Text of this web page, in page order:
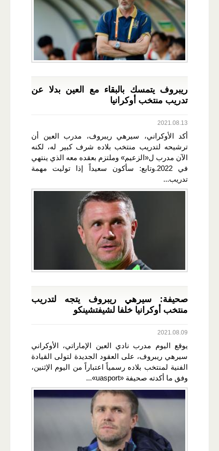
ريبروف يتمسك بالبقاء مع العين بدلا عن
تدريب منتخب أوكرانيا
2021.08.13
أكد الأوكراني، سيرهي ريبروف، مدرب العين أن
ترشيحه لتدريب منتخب بلاده شرف كبير له، لكنه
الآن مدرب ل«الزعيم» وملتزم بعقده معه الذي ينتهي
في 2022.وتابع: سأكون سعيداً إذا توليت مهمة
تدريب...
صحيفة: سيرهي ريبروف يتجه لتدريب
منتخب أوكرانيا خلفا لشيفتشينكو
2021.08.09
يوقع اليوم مدرب نادي العين الإماراتي، الأوكراني
سيرهي ريبروف، على العقود الجديدة لتولى القيادة
الفنية لمنتخب بلاده رسمياً اعتباراً من اليوم الإثنين،
وفق ما أكدته صحيفة «uasport»...